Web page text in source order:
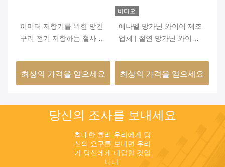
이미터 저항기를 위한 망간
구리 전기 저항하는 철사 좋
최상의 가격을 얻으세요
비디오
에나멜 망가닌 와이어 제조
업체 | 절연 망가닌 와이어
최상의 가격을 얻으세요
당신의 조사를 보내세요
최대한 빨리 우리에게 당
신의 요구를 보내면 우리
가 당신에게 대답할 것입
니다.